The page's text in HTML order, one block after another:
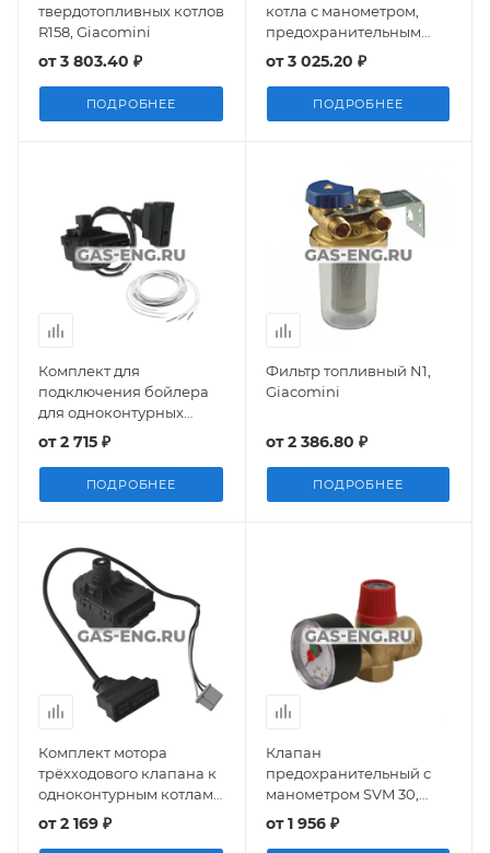
твердотопливных котлов
R158, Giacomini
от3 803.40 ₽
ПОДРОБНЕЕ
котла с манометром,
предохранительным
клапаном и
автоматическим
воздухоотводчиком, MVI
от3 025.20 ₽
ПОДРОБНЕЕ
Комплект для
подключения бойлера
для одноконтурных
котлов LUNA-3 Comfort,
от2 715 ₽
ПОДРОБНЕЕ
Фильтр топливный N1,
Giacomini
от2 386.80 ₽
ПОДРОБНЕЕ
Комплект мотора
трёхходового клапана к
одноконтурным котлам
LUNA-3 Comfort, Baxi
от2 169 ₽
Клапан
предохранительный с
манометром SVM 30,
Watts
от1 956 ₽